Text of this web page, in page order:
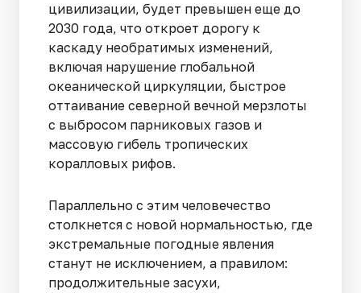
цивилизации, будет превышен еще до
2030 года, что откроет дорогу к
каскаду необратимых изменений,
включая нарушение глобальной
океанической циркуляции, быстрое
оттаивание северной вечной мерзлоты
с выбросом парниковых газов и
массовую гибель тропических
коралловых рифов.
Параллельно с этим человечество
столкнется с новой нормальностью, где
экстремальные погодные явления
станут не исключением, а правилом:
продолжительные засухи,